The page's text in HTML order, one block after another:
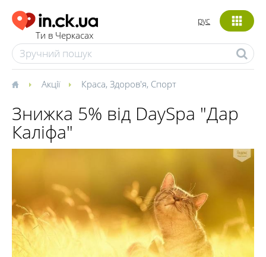
Ти в Черкасах
рус
Акції Краса, Здоров'я, Спорт
Знижка 5% від DaySpa "Дар
Каліфа"